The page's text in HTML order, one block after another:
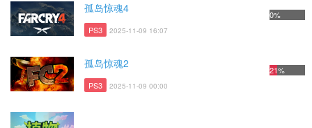
孤岛惊魂4
PS3 2025-11-09 16:07
0%
孤岛惊魂2
PS3 2025-11-09 00:00
21%